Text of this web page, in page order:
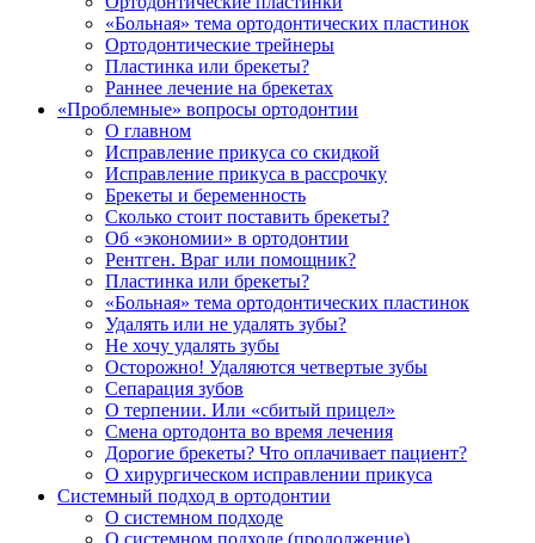
«Больная» тема ортодонтических пластинок
Ортодонтические трейнеры
Пластинка или брекеты?
Раннее лечение на брекетах
«Проблемные» вопросы ортодонтии
О главном
Исправление прикуса со скидкой
Исправление прикуса в рассрочку
Брекеты и беременность
Сколько стоит поставить брекеты?
Об «экономии» в ортодонтии
Рентген. Враг или помощник?
Пластинка или брекеты?
«Больная» тема ортодонтических пластинок
Удалять или не удалять зубы?
Не хочу удалять зубы
Осторожно! Удаляются четвертые зубы
Сепарация зубов
О терпении. Или «сбитый прицел»
Смена ортодонта во время лечения
Дорогие брекеты? Что оплачивает пациент?
О хирургическом исправлении прикуса
Системный подход в ортодонтии
О системном подходе
О системном подходе (продолжение)